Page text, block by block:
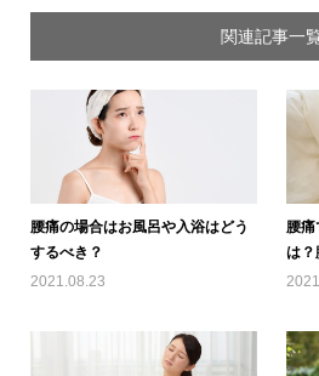
関連記事一
腰痛の場合はお風呂や入浴はどう
するべき？
2021.08.23
腰
は？